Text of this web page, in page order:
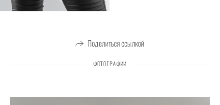
Поделиться ссылкой
ФОТОГРАФИИ